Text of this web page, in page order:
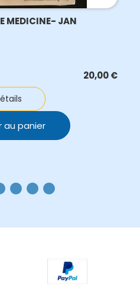
MEDICINE- JAN
20,00€
au panier